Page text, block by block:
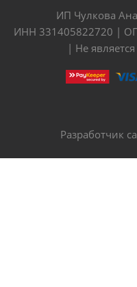
ИП Чулкова
ИНН 331405822720 |
| Не
Разработчик